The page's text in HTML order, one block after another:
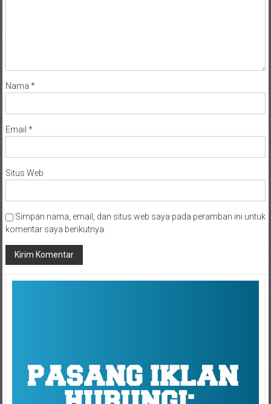
Nama *
Email *
Situs Web
Simpan nama, email, dan situs web saya pada peramban ini untuk
komentar saya berikutnya.